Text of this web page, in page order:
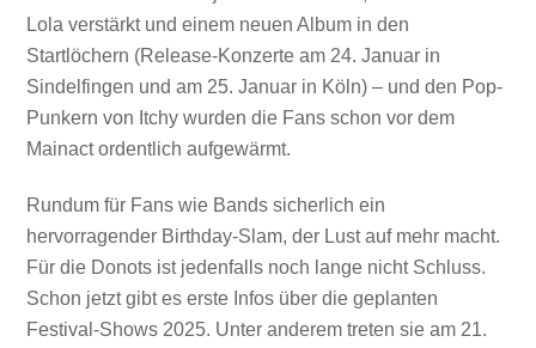
Lola verstärkt und einem neuen Album in den
Startlöchern (Release-Konzerte am 24. Januar in
Sindelfingen und am 25. Januar in Köln) – und den Pop-
Punkern von Itchy wurden die Fans schon vor dem
Mainact ordentlich aufgewärmt.
Rundum für Fans wie Bands sicherlich ein
hervorragender Birthday-Slam, der Lust auf mehr macht.
Für die Donots ist jedenfalls noch lange nicht Schluss.
Schon jetzt gibt es erste Infos über die geplanten
Festival-Shows 2025. Unter anderem treten sie am 21.